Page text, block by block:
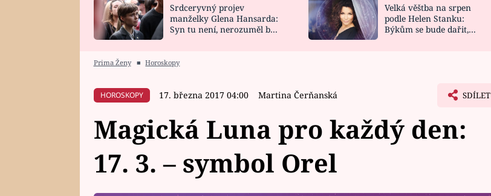
HOROSKOP NA
CELEBRITY
VAŘENÍ
NOVINKY
VIDEORECEPTY
Srdceryvný projev
manželky Glena Hansarda:
Syn tu není, nerozuměl by
Velká věštba na srpen
podle Helen Stanku:
Býkům se bude dařit,
Prima Ženy ■ Horoskopy
HOROSKOPY 17. března 2017 04:00 Martina Čerňanská SDÍLET
Magická Luna pro každý den:
17. 3. – symbol Orel